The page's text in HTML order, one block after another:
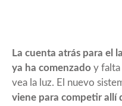
La cuenta atrás para el
ya ha comenzado y
vea la luz. El nuevo
viene para competir allí